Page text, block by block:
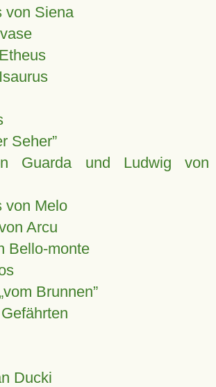
von Siena
Seher”
Guarda und Ludwig von
von Melo
Arcu
Bello-monte
vom Brunnen
Ducki